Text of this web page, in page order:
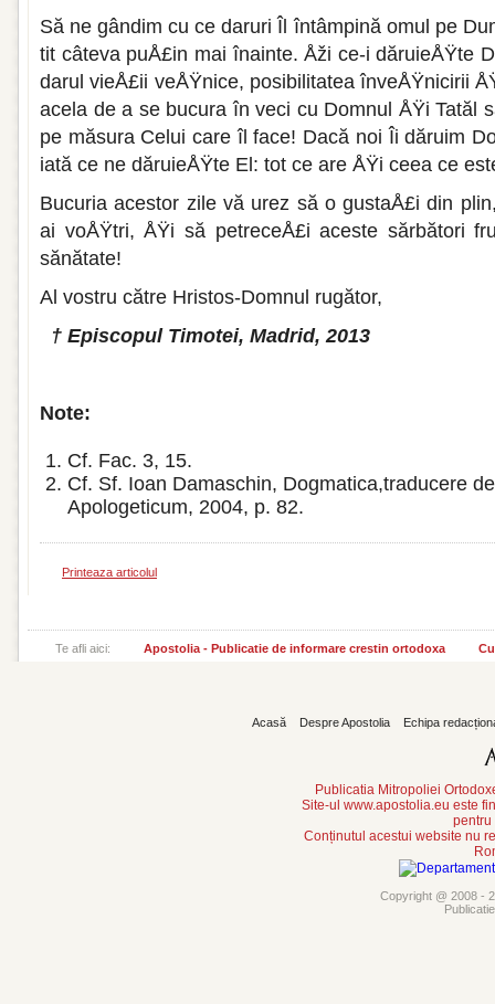
Să ne gândim cu ce daruri Îl întâmpi­nă omul pe
tit câteva puÅ£in mai înainte. Åži ce-i dăru­ieÅŸte
darul vieÅ£ii veÅŸnice, posibilitatea înveÅŸnicirii
acela de a se bu­cura în veci cu Domnul ÅŸi Tatăl
pe măsura Celui care îl face! Dacă noi Îi dăruim
iată ce ne dăruieÅŸte El: tot ce are ÅŸi ceea ce
Bucuria acestor zile vă urez să o gus­taÅ£i din
ai voÅŸtri, ÅŸi să petreceÅ£i aceste sărbători
sănătate!
Al vostru către Hristos-Domnul rugă­tor,
† Episcopul Timotei, Madrid, 2013
Note:
Cf. Fac. 3, 15.
Cf. Sf. Ioan Damaschin, Dogmatica,tra­ducere
Apologeticum, 2004, p. 82.
Printeaza articolul
Te afli aici: Apostolia - Publicatie de informare crestin ortodoxa
Acasă Despre Apostolia Echipa
Publicatia Mitropoliei
Site-ul www.apostolia.eu este
pentru
Conținutul acestui website nu
Copyright @ 2008 -